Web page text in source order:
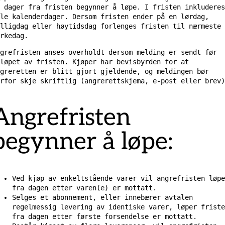
dager fra fristen begynner å løpe. I fristen inkluderes
kalenderdager. Dersom fristen ender på en lørdag,
eller høytidsdag forlenges fristen til nærmeste
anses overholdt dersom melding er sendt før
av fristen. Kjøper har bevisbyrden for at
er blitt gjort gjeldende, og meldingen bør
skje skriftlig (angrerettskjema, e-post eller
å løpe:
Ved kjøp av enkeltstående varer vil angrefristen løpe
fra dagen etter varen(e) er mottatt.
Selges et abonnement, eller innebærer avtalen
regelmessig levering av identiske varer, løper
fra dagen etter første forsendelse er mottatt.